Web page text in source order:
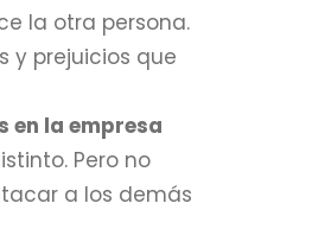
la otra persona.
y prejuicios que
en la empresa
Pero no
a los demás